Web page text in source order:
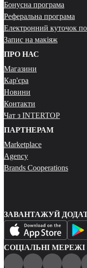
Бонусна програма
Реферальна програма
Електронний куточок
Запис на макіяж
ПРО НАС
Магазини
Кар'єра
Новини
Контакти
Чат з INTERTOP
ПАРТНЕРАМ
Marketplace
Agency
Brands Cooperations
ЗАВАНТАЖУЙ
СОЦІАЛЬНІ МЕРЕЖІ